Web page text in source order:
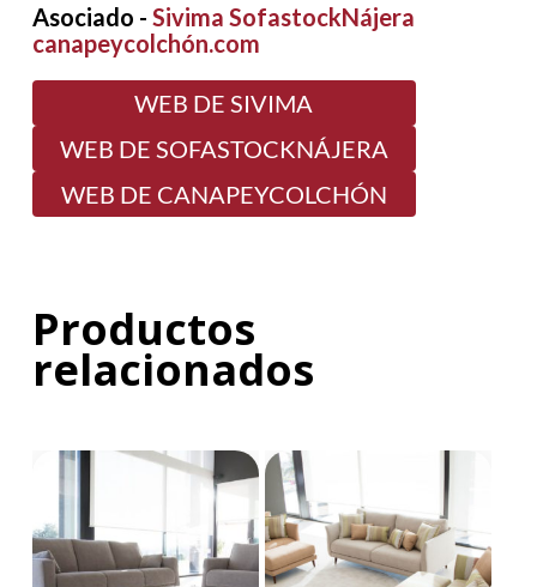
Asociado - Sivima SofastockNájera
canapeycolchón.com
WEB DE SIVIMA
WEB DE SOFASTOCKNÁJERA
WEB DE CANAPEYCOLCHÓN
Productos
relacionados